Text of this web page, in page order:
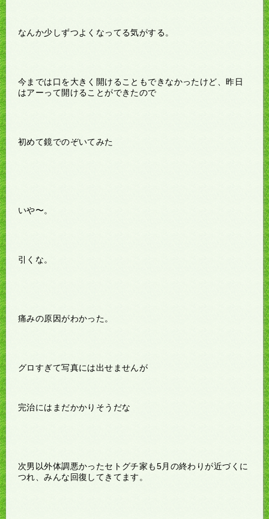
なんか少しずつよくなってる気がする。
今までは口を大きく開けることもできなかったけど、昨日
はアーって開けることができたので
初めて鏡でのぞいてみた
いや〜。
引くな。
痛みの原因がわかった。
グロすぎて写真には出せませんが
完治にはまだかかりそうだな
次男以外体調悪かったセトグチ家も5月の終わりが近づくに
つれ、みんな回復してきてます。